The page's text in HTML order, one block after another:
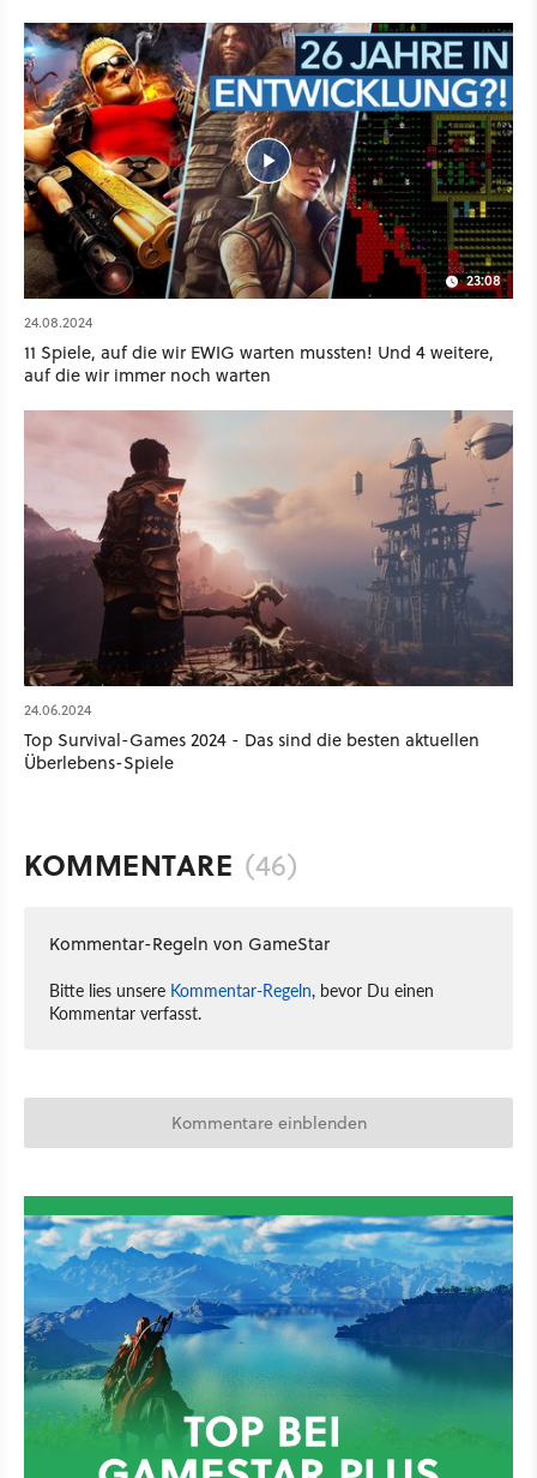
23:08
24.08.2024
11 Spiele, auf die wir EWIG warten mussten! Und 4 weitere,
auf die wir immer noch warten
24.06.2024
Top Survival-Games 2024 - Das sind die besten aktuellen
Überlebens-Spiele
KOMMENTARE (46)
Kommentar-Regeln von GameStar
Bitte lies unsere Kommentar-Regeln, bevor Du einen
Kommentar verfasst.
Kommentare einblenden